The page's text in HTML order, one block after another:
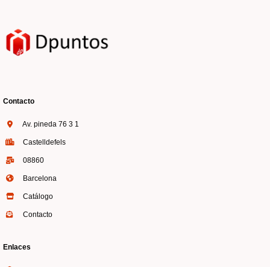
Contacto
Av. pineda 76 3 1
Castelldefels
08860
Barcelona
Catálogo
Contacto
Enlaces